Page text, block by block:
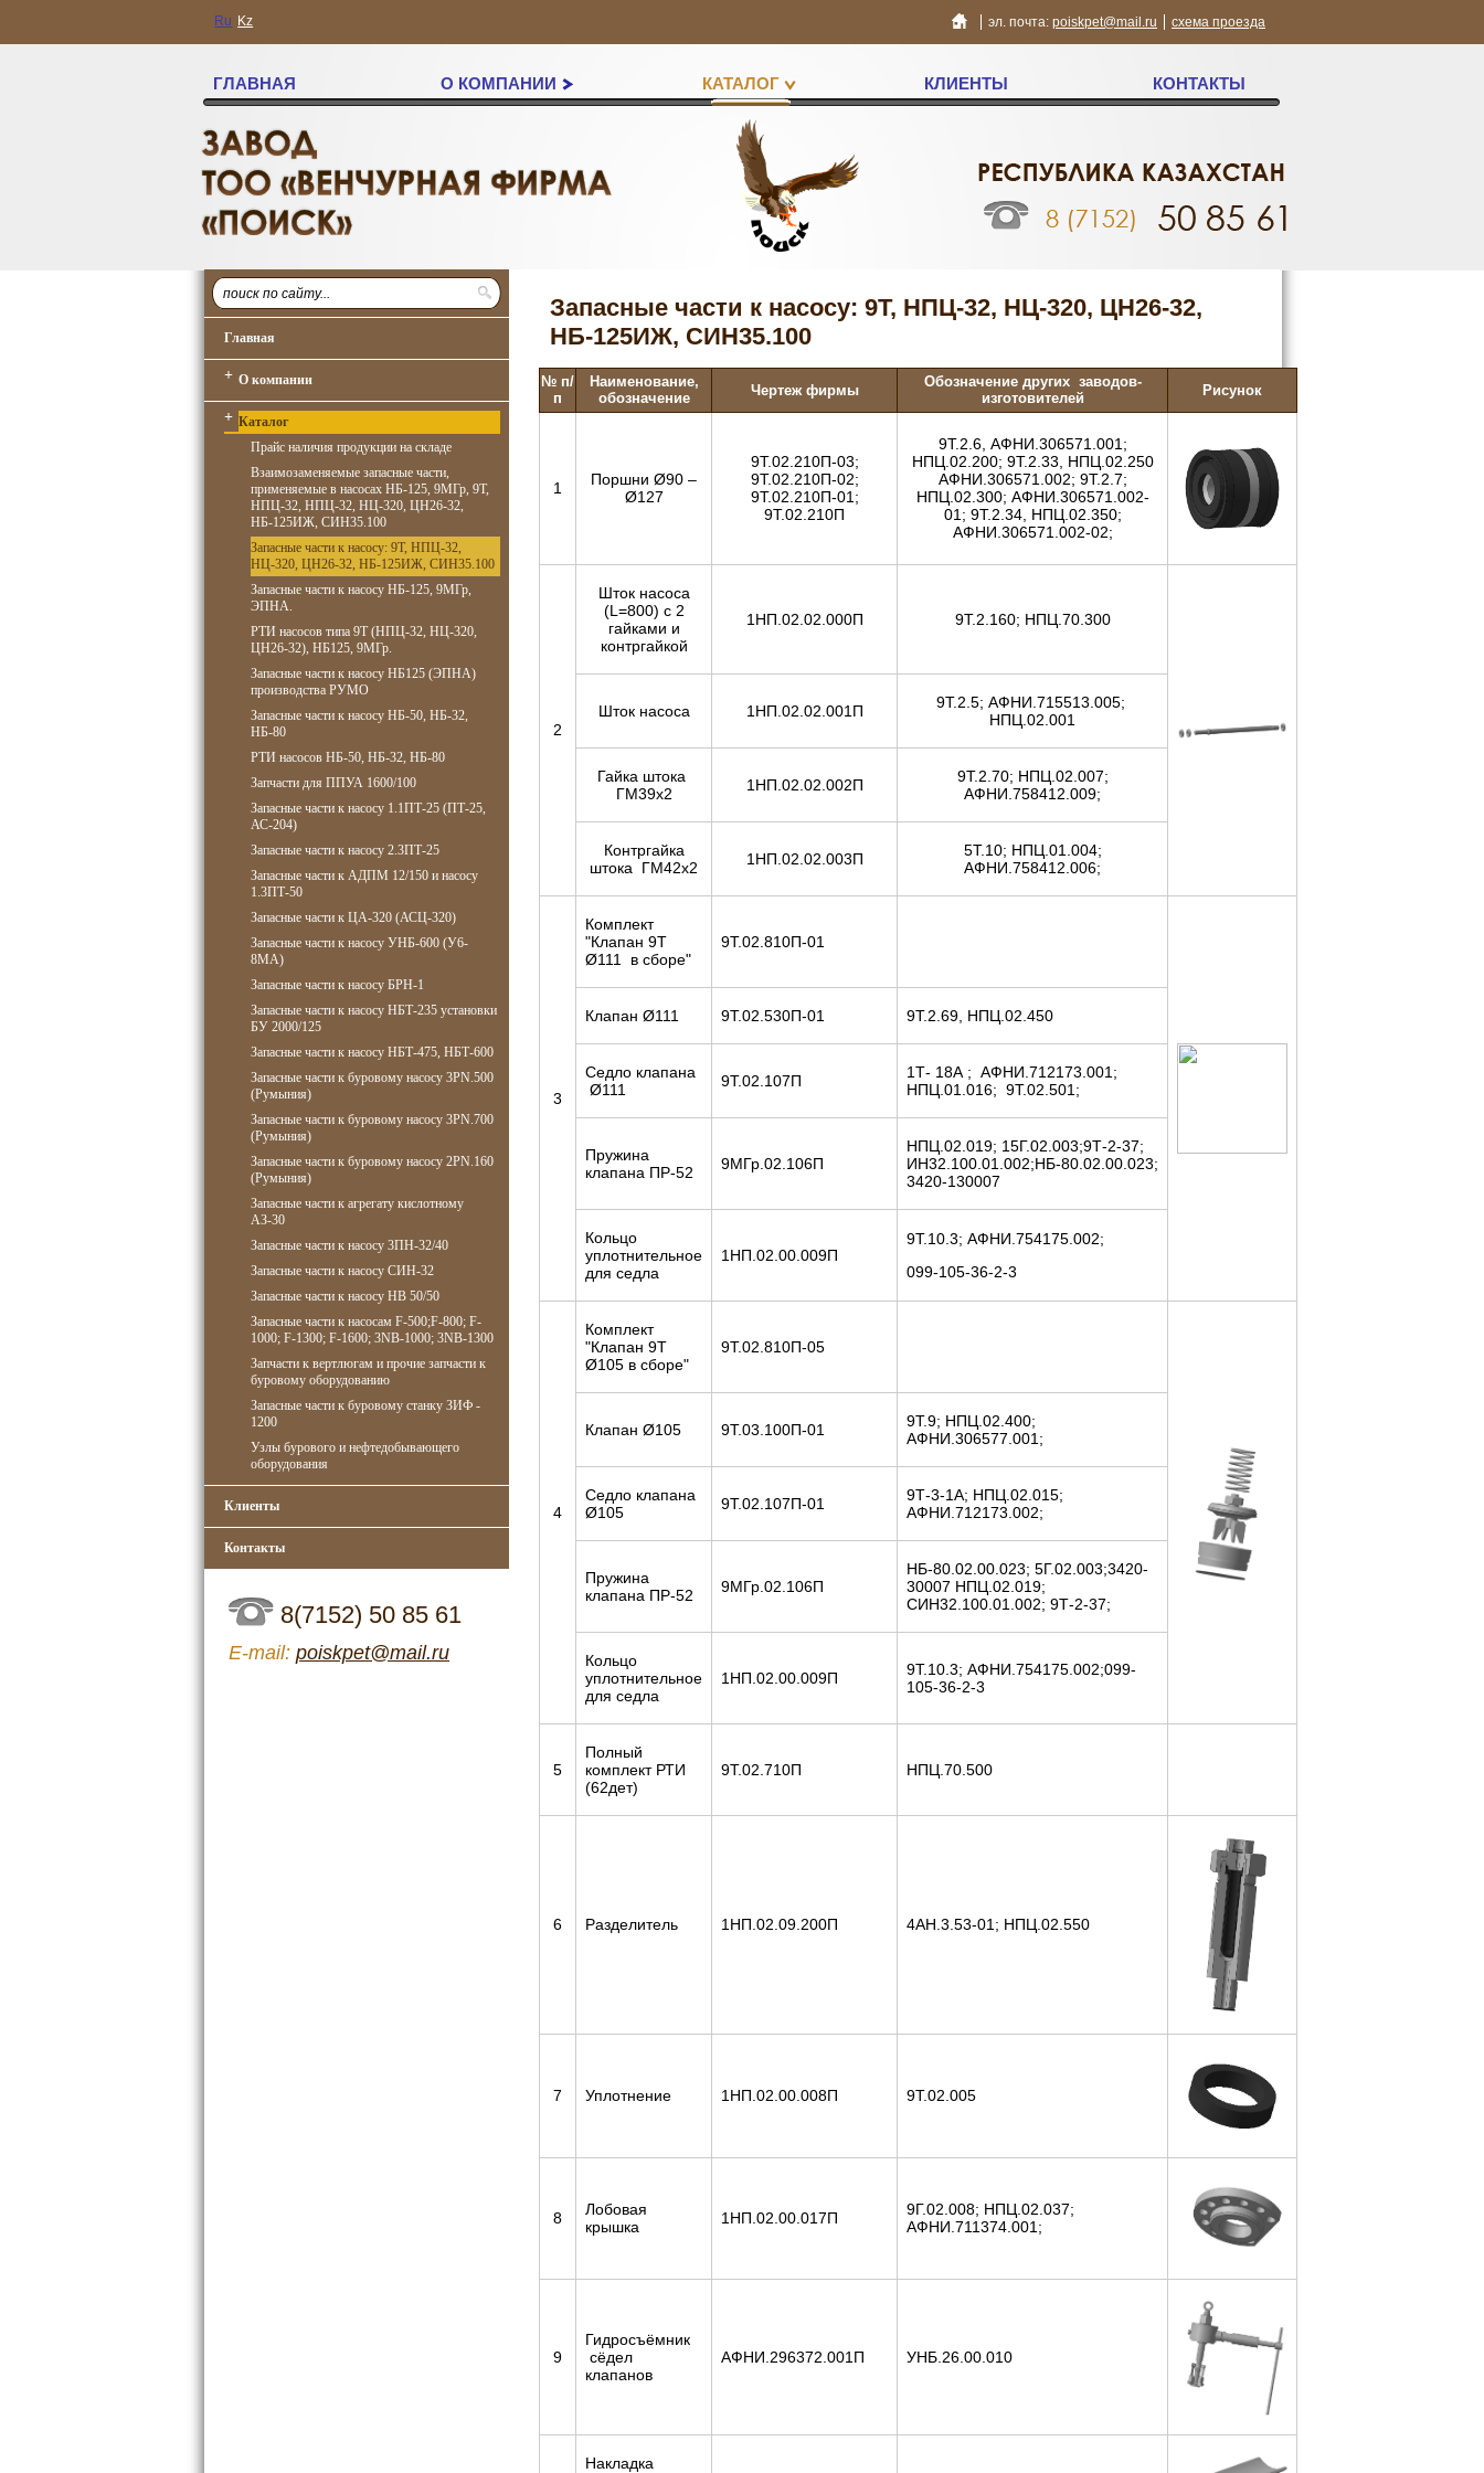
Ru Kz эл. почта: poiskpet@mail.ru схема проезда
ГЛАВНАЯ О КОМПАНИИ КАТАЛОГ КЛИЕНТЫ КОНТАКТЫ
Главная
+ О компании
+ Каталог
Прайс наличия продукции на складе
Взаимозаменяемые запасные части,
применяемые в насосах НБ-125, 9МГр, 9Т,
НПЦ-32, НПЦ-32, НЦ-320, ЦН26-32,
НБ-125ИЖ, СИН35.100
Запасные части к насосу: 9Т, НПЦ-32,
НЦ-320, ЦН26-32, НБ-125ИЖ, СИН35.100
Запасные части к насосу НБ-125, 9МГр,
ЭПНА.
РТИ насосов типа 9Т (НПЦ-32, НЦ-320,
ЦН26-32), НБ125, 9МГр.
Запасные части к насосу НБ125 (ЭПНА)
производства РУМО
Запасные части к насосу НБ-50, НБ-32,
НБ-80
РТИ насосов НБ-50, НБ-32, НБ-80
Запчасти для ППУА 1600/100
Запасные части к насосу 1.1ПТ-25 (ПТ-25,
АС-204)
Запасные части к насосу 2.3ПТ-25
Запасные части к АДПМ 12/150 и насосу
1.3ПТ-50
Запасные части к ЦА-320 (АСЦ-320)
Запасные части к насосу УНБ-600 (У6-
8МА)
Запасные части к насосу БРН-1
Запасные части к насосу НБТ-235 установки
БУ 2000/125
Запасные части к насосу НБТ-475, НБТ-600
Запасные части к буровому насосу 3PN.500
(Румыния)
Запасные части к буровому насосу 3PN.700
(Румыния)
Запасные части к буровому насосу 2PN.160
(Румыния)
Запасные части к агрегату кислотному
АЗ-30
Запасные части к насосу 3ПН-32/40
Запасные части к насосу СИН-32
Запасные части к насосу НВ 50/50
Запасные части к насосам F-500;F-800; F-
1000; F-1300; F-1600; 3NB-1000; 3NB-1300
Запчасти к вертлюгам и прочие запчасти к
буровому оборудованию
Запасные части к буровому станку ЗИФ -
1200
Узлы бурового и нефтедобывающего
оборудования
Клиенты
Контакты
8(7152) 50 85 61
Е-mail: poiskpet@mail.ru
Запасные части к насосу: 9Т, НПЦ-32, НЦ-320, ЦН26-32,
НБ-125ИЖ, СИН35.100
№ п/
п
Наименование,
обозначение
Чертеж фирмы
Обозначение других заводов-
изготовителей
Рисунок
1
Поршни Ø90 –
Ø127
9Т.02.210П-03;
9Т.02.210П-02;
9Т.02.210П-01;
9Т.02.210П
9Т.2.6, АФНИ.306571.001;
НПЦ.02.200; 9Т.2.33, НПЦ.02.250
АФНИ.306571.002; 9Т.2.7;
НПЦ.02.300; АФНИ.306571.002-
01; 9Т.2.34, НПЦ.02.350;
АФНИ.306571.002-02;
2
Шток насоса
(L=800) с 2
гайками и
контргайкой
1НП.02.02.000П 9Т.2.160; НПЦ.70.300
Шток насоса 1НП.02.02.001П
9Т.2.5; АФНИ.715513.005;
НПЦ.02.001
Гайка штока
ГМ39х2
1НП.02.02.002П
9Т.2.70; НПЦ.02.007;
АФНИ.758412.009;
Контргайка
штока ГМ42х2
1НП.02.02.003П
5Т.10; НПЦ.01.004;
АФНИ.758412.006;
3
Комплект
"Клапан 9Т
Ø111 в сборе"
9Т.02.810П-01
Клапан Ø111 9Т.02.530П-01 9Т.2.69, НПЦ.02.450
Седло клапана
Ø111
9Т.02.107П
1Т- 18А ; АФНИ.712173.001;
НПЦ.01.016; 9Т.02.501;
Пружина
клапана ПР-52
9МГр.02.106П
НПЦ.02.019; 15Г.02.003;9Т-2-37;
ИН32.100.01.002;НБ-80.02.00.023;
3420-130007
Кольцо
уплотнительное
для седла
1НП.02.00.009П
9Т.10.3; АФНИ.754175.002;
099-105-36-2-3
4
Комплект
"Клапан 9Т
Ø105 в сборе"
9Т.02.810П-05
Клапан Ø105 9Т.03.100П-01
9Т.9; НПЦ.02.400;
АФНИ.306577.001;
Седло клапана
Ø105
9Т.02.107П-01
9Т-3-1А; НПЦ.02.015;
АФНИ.712173.002;
Пружина
клапана ПР-52
9МГр.02.106П
НБ-80.02.00.023; 5Г.02.003;3420-
30007 НПЦ.02.019;
СИН32.100.01.002; 9Т-2-37;
Кольцо
уплотнительное
для седла
1НП.02.00.009П
9Т.10.3; АФНИ.754175.002;099-
105-36-2-3
5
Полный
комплект РТИ
(62дет)
9Т.02.710П НПЦ.70.500
6 Разделитель 1НП.02.09.200П 4АН.3.53-01; НПЦ.02.550
7 Уплотнение 1НП.02.00.008П 9Т.02.005
8
Лобовая
крышка
1НП.02.00.017П
9Г.02.008; НПЦ.02.037;
АФНИ.711374.001;
9
Гидросъёмник
сёдел
клапанов
АФНИ.296372.001П УНБ.26.00.010
Накладка